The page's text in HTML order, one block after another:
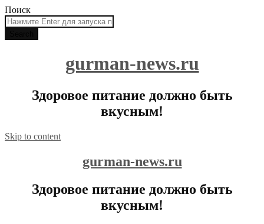
Поиск
gurman-news.ru
Здоровое питание должно быть
вкусным!
Skip to content
gurman-news.ru
Здоровое питание должно быть
вкусным!